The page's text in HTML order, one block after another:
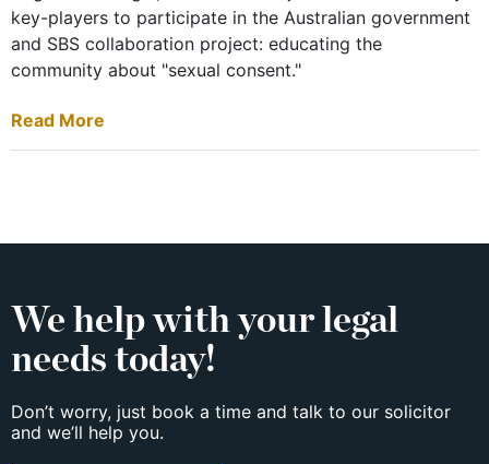
key-players to participate in the Australian government
and SBS collaboration project: educating the
community about "sexual consent."
Read More
We help with your legal
needs today!
Don’t worry, just book a time and talk to our solicitor
and we’ll help you.